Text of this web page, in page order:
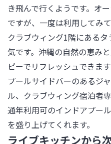
き飛んで行くようです。オ
ですが、一度は利用してみ
クラブウィング1階にある
気です。沖縄の自然の恵み
ピーでリフレッシュできます
プールサイドバーのあるジ
ル、クラブウィング宿泊者
通年利用可のインドアプー
を盛り上げてくれます。
ライブキッチンから